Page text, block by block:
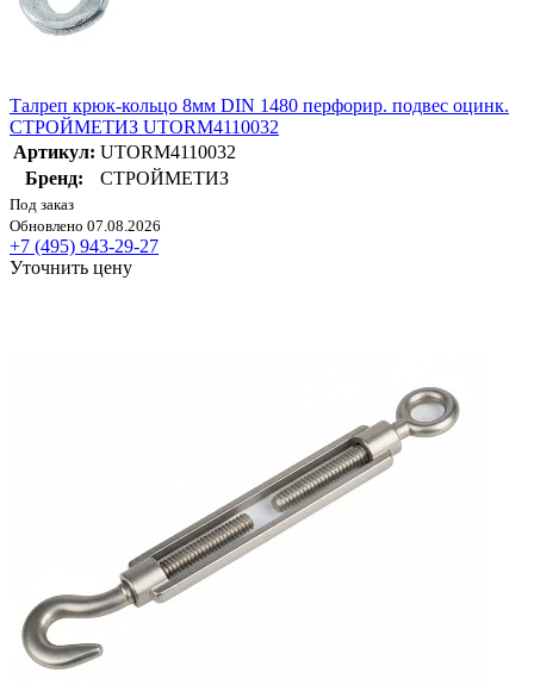
Талреп крюк-кольцо 8мм DIN 1480 перфорир. подвес оцинк.
СТРОЙМЕТИЗ UTORM4110032
Артикул: UTORM4110032
Бренд:
СТРОЙМЕТИЗ
Под заказ
Обновлено 07.08.2026
+7 (495) 943-29-27
Уточнить цену